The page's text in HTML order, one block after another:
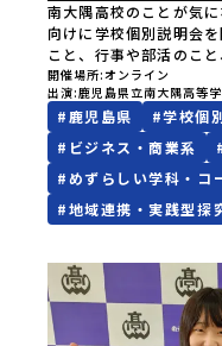
南大隅高校のことが気
向けに学校個別説明会
こと、行事や部活のこ
など何でもお答えしま
べりしませんか？※こち
しておりましたが台風
更となりました
開催場所 オンライン
出演 鹿児島県立南大隅高等
#鹿児島県 #学校個
# ビジネス・商業系
#めずらしい学科・コ
#地域連携・実践型探